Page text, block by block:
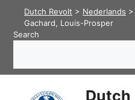
content
Dutch Revolt > Nederlands >
Gachard, Louis-Prosper
Search
Dutch